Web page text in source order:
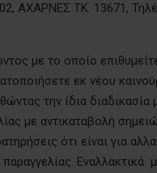
ΑΧΑΡΝΕΣ ΤΚ. 13671,
με το οποίο
εκ νέου
την ίδια διαδικασία
με αντικαταβολή
ότι είναι για
Εναλλακτικά